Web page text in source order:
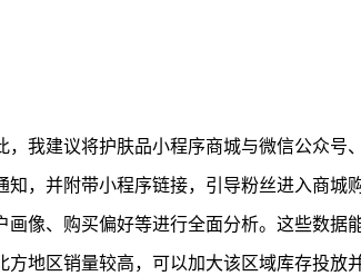
我建议将护肤品小程序商城与微信公众号
，并附带小程序链接，引导粉丝进入商城
像、购买偏好等进行全面分析。这些数据
地区销量较高，可以加大该区域库存投放